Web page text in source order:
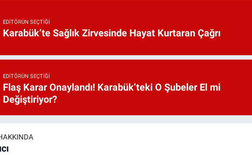
EDITÖRÜN SEÇTIĞI
Karabük’te Sağlık Zirvesinde Hayat Kurtaran Çağrı
EDITÖRÜN SEÇTIĞI
Flaş Karar Onaylandı! Karabük’teki O Şubeler El mi
Değiştiriyor?